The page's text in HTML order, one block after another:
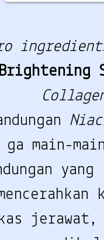
Brightening
ga main-